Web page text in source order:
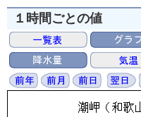
１時間ごとの値